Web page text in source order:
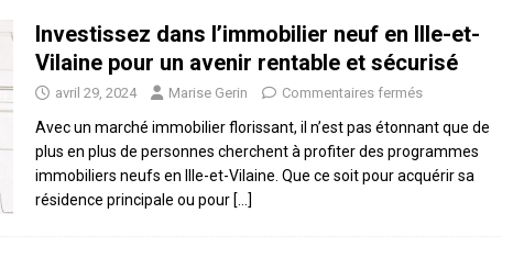
Investissez dans l’immobilier neuf en Ille-et-
Vilaine pour un avenir rentable et sécurisé
avril 29, 2024 Marise Gerin Commentaires fermés
Avec un marché immobilier florissant, il n’est pas étonnant que de
plus en plus de personnes cherchent à profiter des programmes
immobiliers neufs en Ille-et-Vilaine. Que ce soit pour acquérir sa
résidence principale ou pour […]